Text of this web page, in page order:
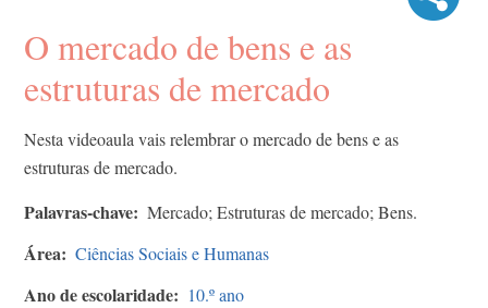
O mercado de bens e as
estruturas de mercado
Nesta videoaula vais relembrar o mercado de bens e as
estruturas de mercado.
Palavras-chave Mercado; Estruturas de mercado; Bens.
Área Ciências Sociais e Humanas
Ano de escolaridade 10.º ano